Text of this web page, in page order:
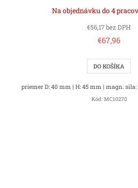
Na objednávku do 4
€56,17 bez DPH
€67,96
DO KOŠÍKA
priemer D: 40 mm | H: 45 mm | magn. sila:
Kód: MC10270